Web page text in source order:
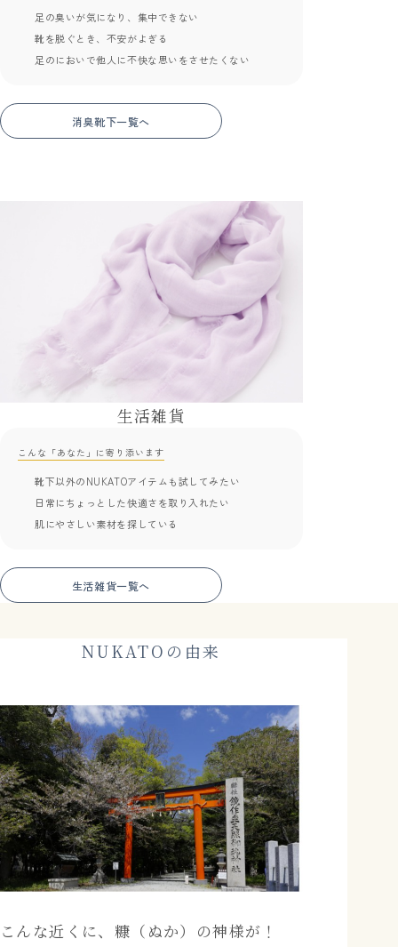
足の臭いが気になり、集中できない
靴を脱ぐとき、不安がよぎる
足のにおいで他人に不快な思いをさせたくない
消臭靴下一覧へ
生活雑貨
こんな「あなた」に寄り添います
靴下以外のNUKATOアイテムも試してみたい
日常にちょっとした快適さを取り入れたい
肌にやさしい素材を探している
生活雑貨一覧へ
NUKATOの由来
こんな近くに、糠（ぬか）の神様が！